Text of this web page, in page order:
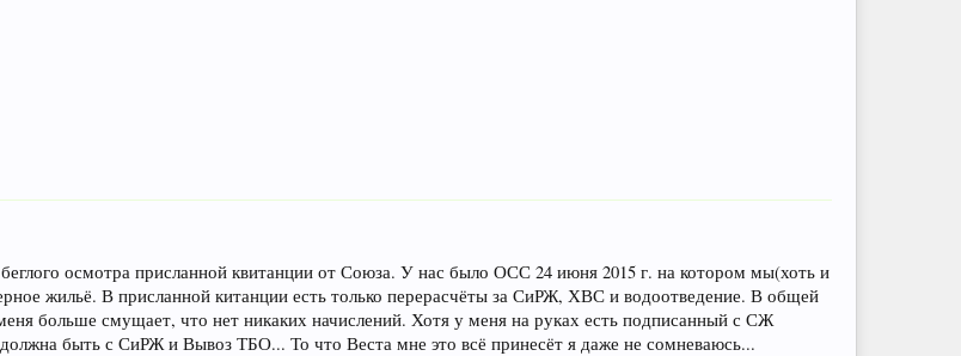
осмотра присланной квитанции от Союза. У нас было ОСС 24 июня 2015 г. на котором мы(хоть и
жильё. В присланной китанции есть только перерасчёты за СиРЖ, ХВС и водоотведение. В общей
больше смущает, что нет никаких начислений. Хотя у меня на руках есть подписанный с СЖ
быть с СиРЖ и Вывоз ТБО... То что Веста мне это всё принесёт я даже не сомневаюсь...